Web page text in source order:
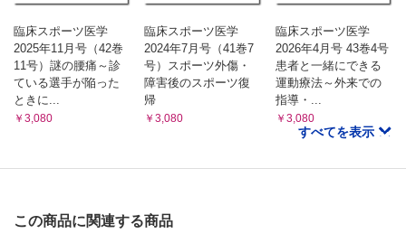
臨床スポーツ医学
2025年11月号（42巻
11号）謎の腰痛～診
ている選手が陥った
ときに...
￥3,080
臨床スポーツ医学
2024年7月号（41巻7
号）スポーツ外傷・
障害後のスポーツ復
帰
￥3,080
臨床スポーツ医学
2026年4月号 43巻4号
患者と一緒にできる
運動療法～外来での
指導・...
￥3,080
すべてを表示
この商品に関連する商品